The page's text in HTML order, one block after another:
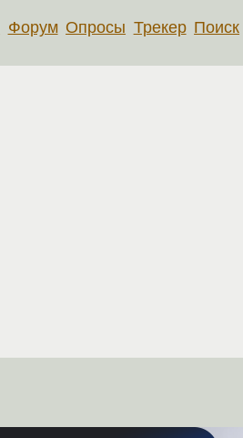
Форум Опросы Трекер Поиск